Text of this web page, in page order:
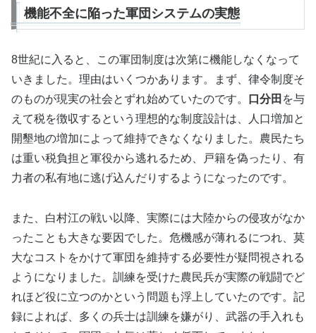
機能不全に陥った軍団システムの実態
8世紀に入ると、この軍団制度は次第に機能しなくなって
いきました。理由はいくつかあります。まず、律令制度そ
のものが現実の社会とずれ始めていたのです。
口分田 を与
えて税を徴収するという理想的な制度設計は、人口増加と
開墾地の増加によって維持できなくなりました。農民たち
は重い税負担と軍役から逃れるため、戸籍を偽ったり、有
力者の私有地に逃げ込んだりするようになったのです。
また、白村江の戦い以降、実際には大陸からの侵攻がなか
ったことも大きな要因でした。危機感が薄れるにつれ、莫
大なコストをかけて軍団を維持する必要性が疑問視される
ようになりました。訓練を受けた農民兵が実際の戦闘でど
れほど役に立つのかという問題も浮上していたのです。記
録によれば、多くの兵士は訓練を嫌がり、武器の手入れも